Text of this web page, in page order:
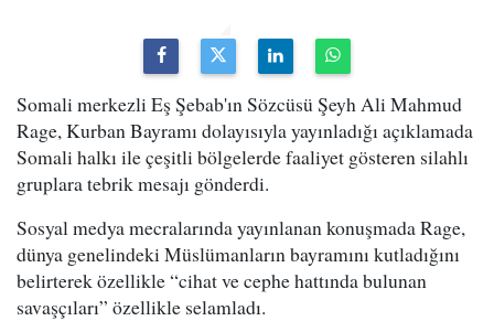
Somali merkezli Eş Şebab'ın Sözcüsü Şeyh Ali Mahmud
Rage, Kurban Bayramı dolayısıyla yayınladığı açıklamada
Somali halkı ile çeşitli bölgelerde faaliyet gösteren silahlı
gruplara tebrik mesajı gönderdi.
Sosyal medya mecralarında yayınlanan konuşmada Rage,
dünya genelindeki Müslümanların bayramını kutladığını
belirterek özellikle “cihat ve cephe hattında bulunan
savaşçıları” özellikle selamladı.